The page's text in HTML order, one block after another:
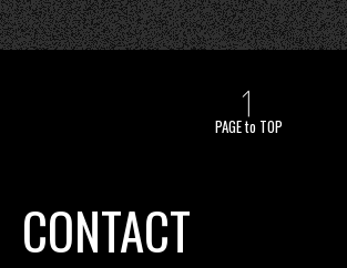
PAGE to TOP
CONTACT